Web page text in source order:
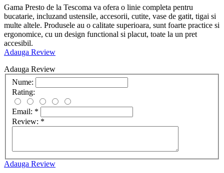
Gama Presto de la Tescoma va ofera o linie completa pentru
bucatarie, incluzand ustensile, accesorii, cutite, vase de gatit, tigai si
multe altele. Produsele au o calitate superioara, sunt foarte practice si
ergonomice, cu un design functional si placut, toate la un pret
accesibil.
Adauga Review
Adauga Review
Nume:
Rating:
Email: *
Review: *
Adauga Review